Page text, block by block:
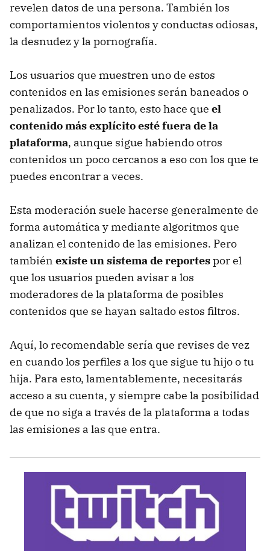
revelen datos de una persona. También los
comportamientos violentos y conductas odiosas,
la desnudez y la pornografía.
Los usuarios que muestren uno de estos
contenidos en las emisiones serán baneados o
penalizados. Por lo tanto, esto hace que el
contenido más explícito esté fuera de la
plataforma, aunque sigue habiendo otros
contenidos un poco cercanos a eso con los que te
puedes encontrar a veces.
Esta moderación suele hacerse generalmente de
forma automática y mediante algoritmos que
analizan el contenido de las emisiones. Pero
también existe un sistema de reportespor el
que los usuarios pueden avisar a los
moderadores de la plataforma de posibles
contenidos que se hayan saltado estos filtros.
Aquí, lo recomendable sería que revises de vez
en cuando los perfiles a los que sigue tu hijo o tu
hija. Para esto, lamentablemente, necesitarás
acceso a su cuenta, y siempre cabe la posibilidad
de que no siga a través de la plataforma a todas
las emisiones a las que entra.